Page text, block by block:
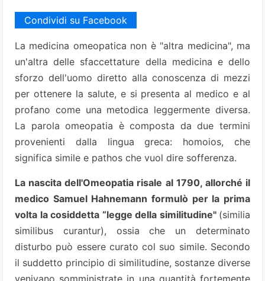
Condividi su Facebook
La medicina omeopatica non è "altra medicina", ma
un'altra delle sfaccettature della medicina e dello
sforzo dell'uomo diretto alla conoscenza di mezzi
per ottenere la salute, e si presenta al medico e al
profano come una metodica leggermente diversa.
La parola omeopatia è composta da due termini
provenienti dalla lingua greca: homoios, che
significa simile e pathos che vuol dire sofferenza.
La nascita dell'Omeopatia risale al 1790, allorché il
medico Samuel Hahnemann formulò per la prima
volta la cosiddetta “legge della similitudine" (similia
similibus curantur), ossia che un determinato
disturbo può essere curato col suo simile. Secondo
il suddetto principio di similitudine, sostanze diverse
venivano somministrate in una quantità fortemente